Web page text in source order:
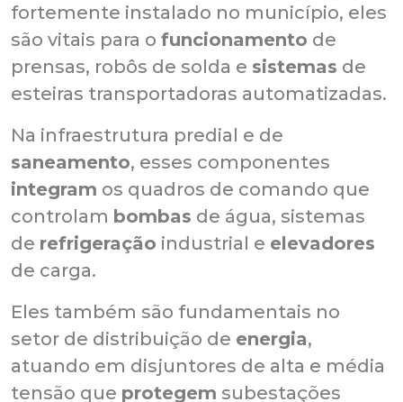
fortemente instalado no município, eles
são vitais para o funcionamento de
prensas, robôs de solda e sistemas de
esteiras transportadoras automatizadas.
Na infraestrutura predial e de
saneamento, esses componentes
integram os quadros de comando que
controlam bombas de água, sistemas
de refrigeração industrial e elevadores
de carga.
Eles também são fundamentais no
setor de distribuição de energia,
atuando em disjuntores de alta e média
tensão que protegem subestações